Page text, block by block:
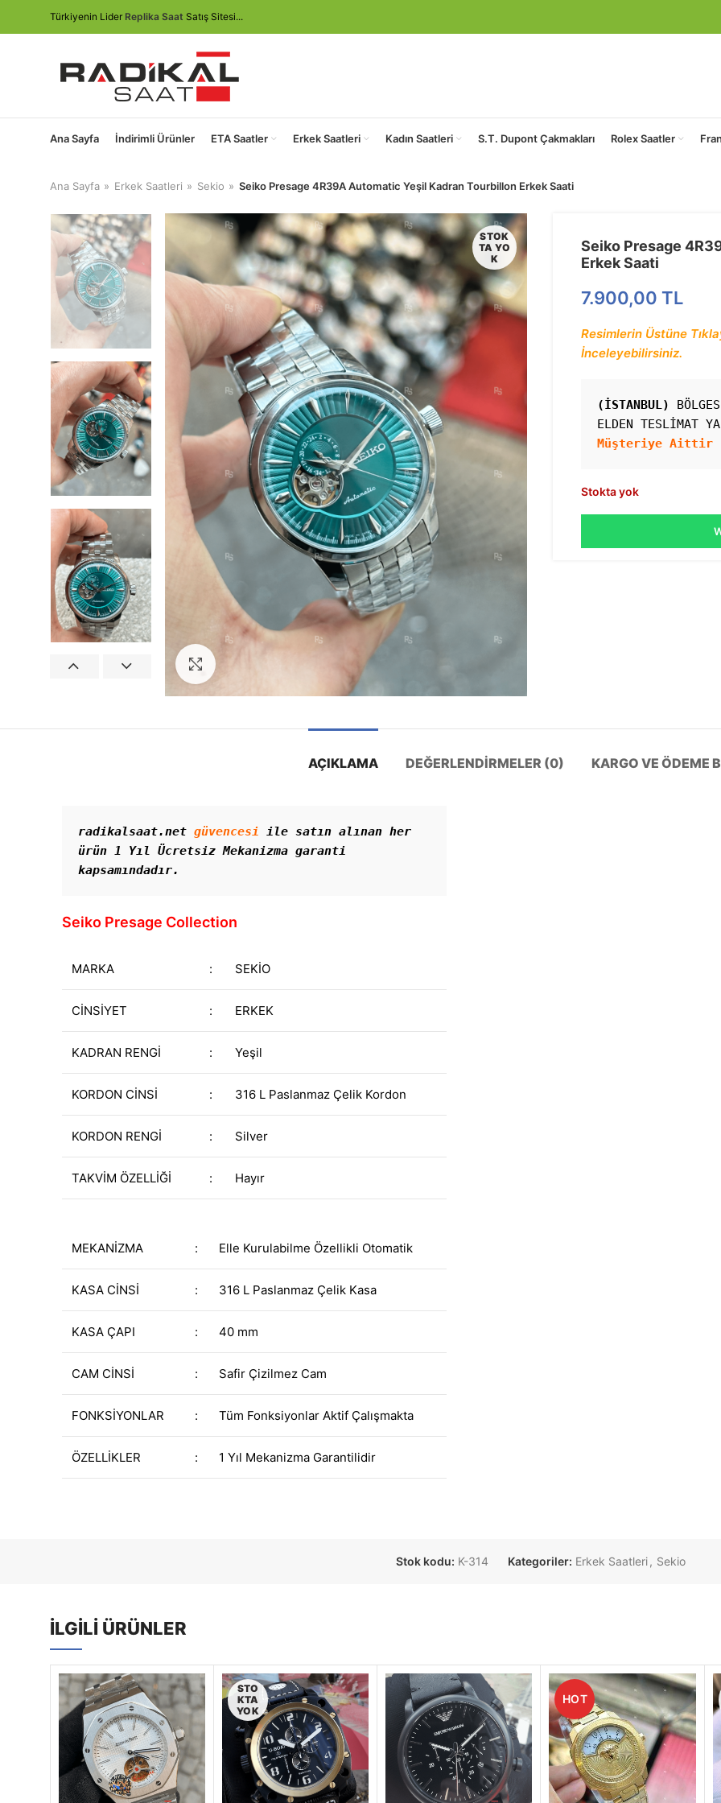
Türkiyenin Lider Replika Saat Satış Sitesi...
Ana Sayfa İndirimli Ürünler ETA Saatler Erkek Saatleri Kadın Saatleri S.T. Dupont Çakmakları Rolex Saatler
Ana Sayfa Erkek Saatleri Sekio Seiko Presage 4R39A Automatic Yeşil Kadran Tourbillon Erkek Saati
STOK
TA YO
K
Görseli Büyütün
Seiko Presage
Erkek Saati
7.900,00 TL
Resimlerin Üstüne
İnceleyebilirsiniz.
(İSTANBUL)
ELDEN TESLİMAT
Müşteriye Aittir
Stokta yok
AÇIKLAMA DEĞERLENDIRMELER (0) KARGO VE ÖDEME
radikalsaat.net güvencesi ile satın alınan her
ürün 1 Yıl Ücretsiz Mekanizma garanti
kapsamındadır.
Seiko Presage Collection
MARKA : SEKİO
CİNSİYET : ERKEK
KADRAN RENGİ : Yeşil
KORDON CİNSİ : 316 L Paslanmaz Çelik Kordon
KORDON RENGİ : Silver
TAKVİM ÖZELLİĞİ : Hayır
MEKANİZMA : Elle Kurulabilme Özellikli Otomatik
KASA CİNSİ : 316 L Paslanmaz Çelik Kasa
KASA ÇAPI : 40 mm
CAM CİNSİ : Safir Çizilmez Cam
FONKSİYONLAR : Tüm Fonksiyonlar Aktif Çalışmakta
ÖZELLİKLER : 1 Yıl Mekanizma Garantilidir
Stok kodu: K-314 Kategoriler: Erkek Saatleri , Sekio
İLGILI ÜRÜNLER
STO
KTA
YOK
HOT